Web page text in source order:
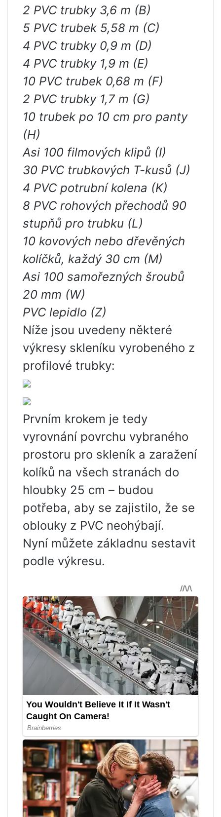
2 PVC trubky 3,6 m (B)
5 PVC trubek 5,58 m (C)
4 PVC trubky 0,9 m (D)
4 PVC trubky 1,9 m (E)
10 PVC trubek 0,68 m (F)
2 PVC trubky 1,7 m (G)
10 trubek po 10 cm pro panty
(H)
Asi 100 filmových klipů (I)
30 PVC trubkových T-kusů (J)
4 PVC potrubní kolena (K)
8 PVC rohových přechodů 90
stupňů pro trubku (L)
10 kovových nebo dřevěných
kolíčků, každý 30 cm (M)
Asi 100 samořezných šroubů
20 mm (W)
PVC lepidlo (Z)
Níže jsou uvedeny některé
výkresy skleníku vyrobeného z
profilové trubky:
Prvním krokem je tedy
vyrovnání povrchu vybraného
prostoru pro skleník a zaražení
kolíků na všech stranách do
hloubky 25 cm – budou
potřeba, aby se zajistilo, že se
oblouky z PVC neohýbají.
Nyní můžete základnu sestavit
podle výkresu.